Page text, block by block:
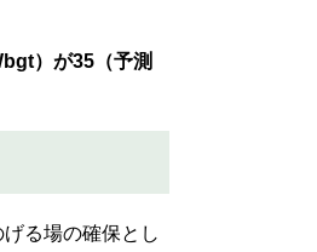
）が35（予測
る場の確保とし